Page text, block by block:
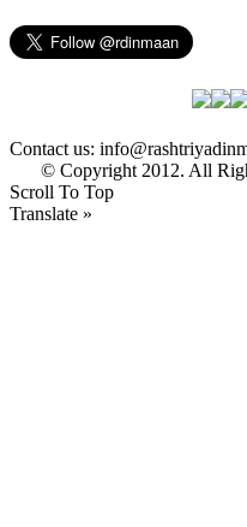
Contact us:
© Copyright 2012. All
Scroll To Top
Translate »